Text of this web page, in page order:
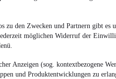
zu den Zwecken und Partnern gibt es
möglichen Widerruf der
Anzeigen (sog. kontextbezogene
und Produktentwicklungen zu